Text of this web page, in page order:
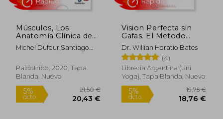
5% 61,24 €
Rápido
5%
Rápido
Músculos, Los.
Anatomía Clínica de
las Extremidades
Michel Dufour,Santiago
Paidotribo, 2020, Tapa
Blanda, Nuevo
Vision Perfecta sin
Gafas. El Metodo
Natural Para Mejorar
la Vista
Dr. Willian Horatio Bates
(4)
Libreria Argentina (Uni
Yoga), Tapa Blanda, Nuevo